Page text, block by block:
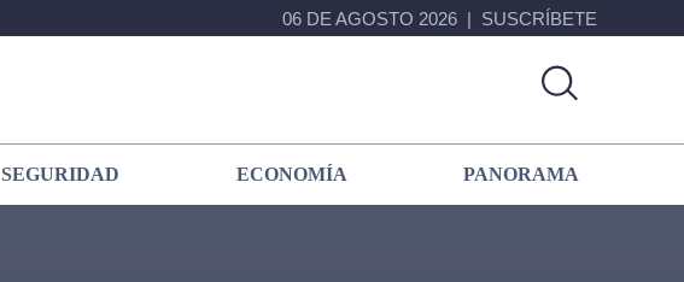
06 DE AGOSTO 2026 SUSCRÍBETE
SEGURIDAD ECONOMÍA PANORAMA